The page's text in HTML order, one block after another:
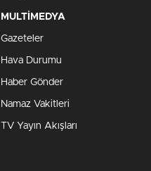
MULTİMEDYA
Gazeteler
Hava Durumu
Haber Gönder
Namaz Vakitleri
TV Yayın Akışları